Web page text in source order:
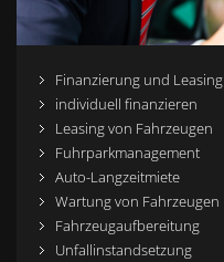
Finanzierung und Leasing
individuell finanzieren
Leasing von Fahrzeugen
Fuhrparkmanagement
Auto-Langzeitmiete
Wartung von Fahrzeugen
Fahrzeugaufbereitung
Unfallinstandsetzung